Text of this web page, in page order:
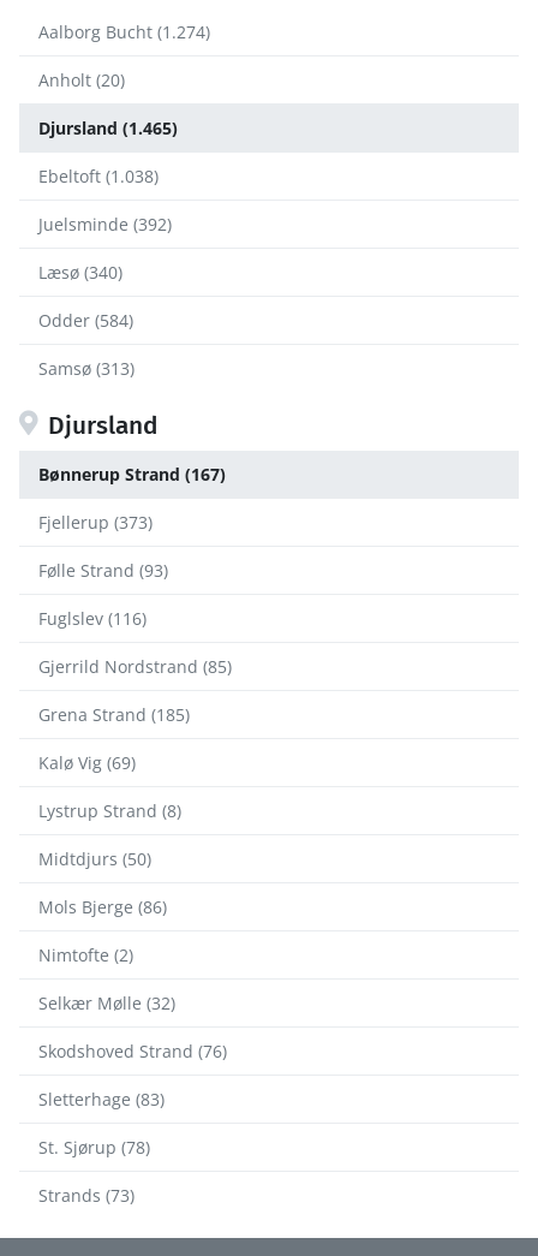
Aalborg Bucht (1.274)
Anholt (20)
Djursland (1.465)
Ebeltoft (1.038)
Juelsminde (392)
Læsø (340)
Odder (584)
Samsø (313)
Djursland
Bønnerup Strand (167)
Fjellerup (373)
Følle Strand (93)
Fuglslev (116)
Gjerrild Nordstrand (85)
Grena Strand (185)
Kalø Vig (69)
Lystrup Strand (8)
Midtdjurs (50)
Mols Bjerge (86)
Nimtofte (2)
Selkær Mølle (32)
Skodshoved Strand (76)
Sletterhage (83)
St. Sjørup (78)
Strands (73)